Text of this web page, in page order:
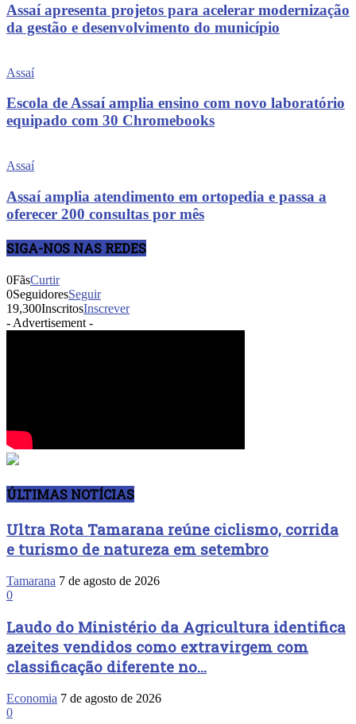
Assaí apresenta projetos para acelerar modernização
da gestão e desenvolvimento do município
Assaí
Escola de Assaí amplia ensino com novo laboratório
equipado com 30 Chromebooks
Assaí
Assaí amplia atendimento em ortopedia e passa a
oferecer 200 consultas por mês
SIGA-NOS NAS REDES
0FãsCurtir
0SeguidoresSeguir
19,300InscritosInscrever
- Advertisement -
ÚLTIMAS NOTÍCIAS
Ultra Rota Tamarana reúne ciclismo, corrida
e turismo de natureza em setembro
Tamarana 7 de agosto de 2026
0
Laudo do Ministério da Agricultura identifica
azeites vendidos como extravirgem com
classificação diferente no...
Economia 7 de agosto de 2026
0